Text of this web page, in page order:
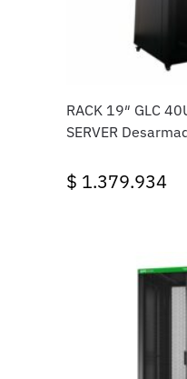
RACK 19″ GLC
SERVER
$ 1.379.934